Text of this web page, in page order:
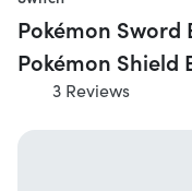
Pokémon Sword
Pokémon Shield
3 Reviews